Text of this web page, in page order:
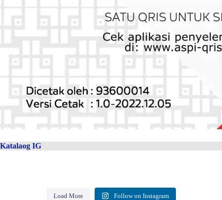
Katalaog IG
Load More Follow on Instagram